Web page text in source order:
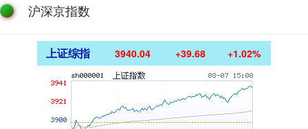
沪深京指数
上证综指 3940.04 +39.68 +1.02%